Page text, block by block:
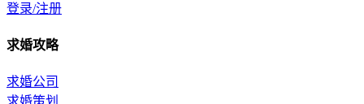
登录/注册
求婚攻略
求婚公司